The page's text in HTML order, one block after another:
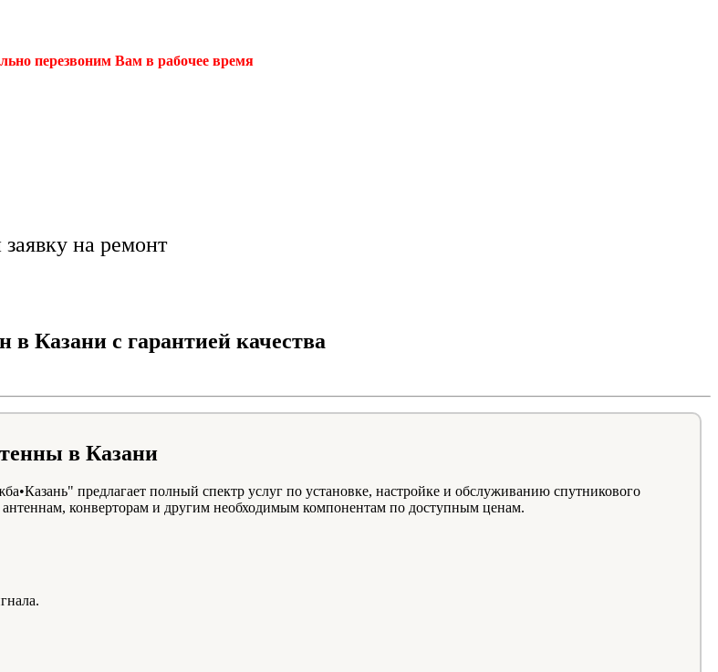
перезвоним Вам в рабочее время
на ремонт
Казани с гарантией качества
в Казани
предлагает полный спектр услуг по установке, настройке и обслуживанию спутникового
конверторам и другим необходимым компонентам по доступным ценам.